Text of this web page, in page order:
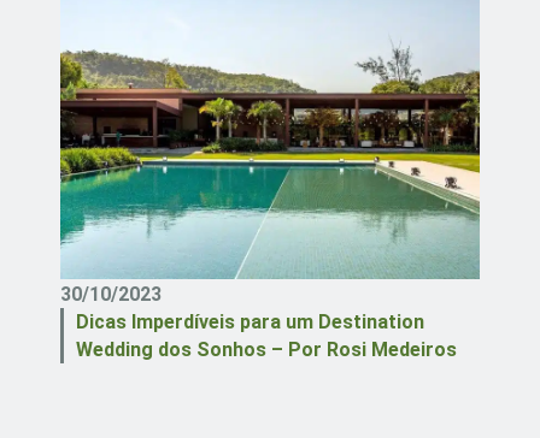
30/10/2023
Dicas Imperdíveis para um Destination
Wedding dos Sonhos – Por Rosi Medeiros